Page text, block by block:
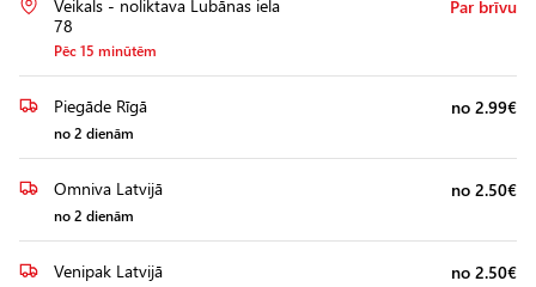
Veikals - noliktava Lubānas iela
78
Pēc 15 minūtēm
Par brīvu
Piegāde Rīgā
no 2 dienām
no 2.99€
Omniva Latvijā
no 2 dienām
no 2.50€
Venipak Latvijā no 2.50€